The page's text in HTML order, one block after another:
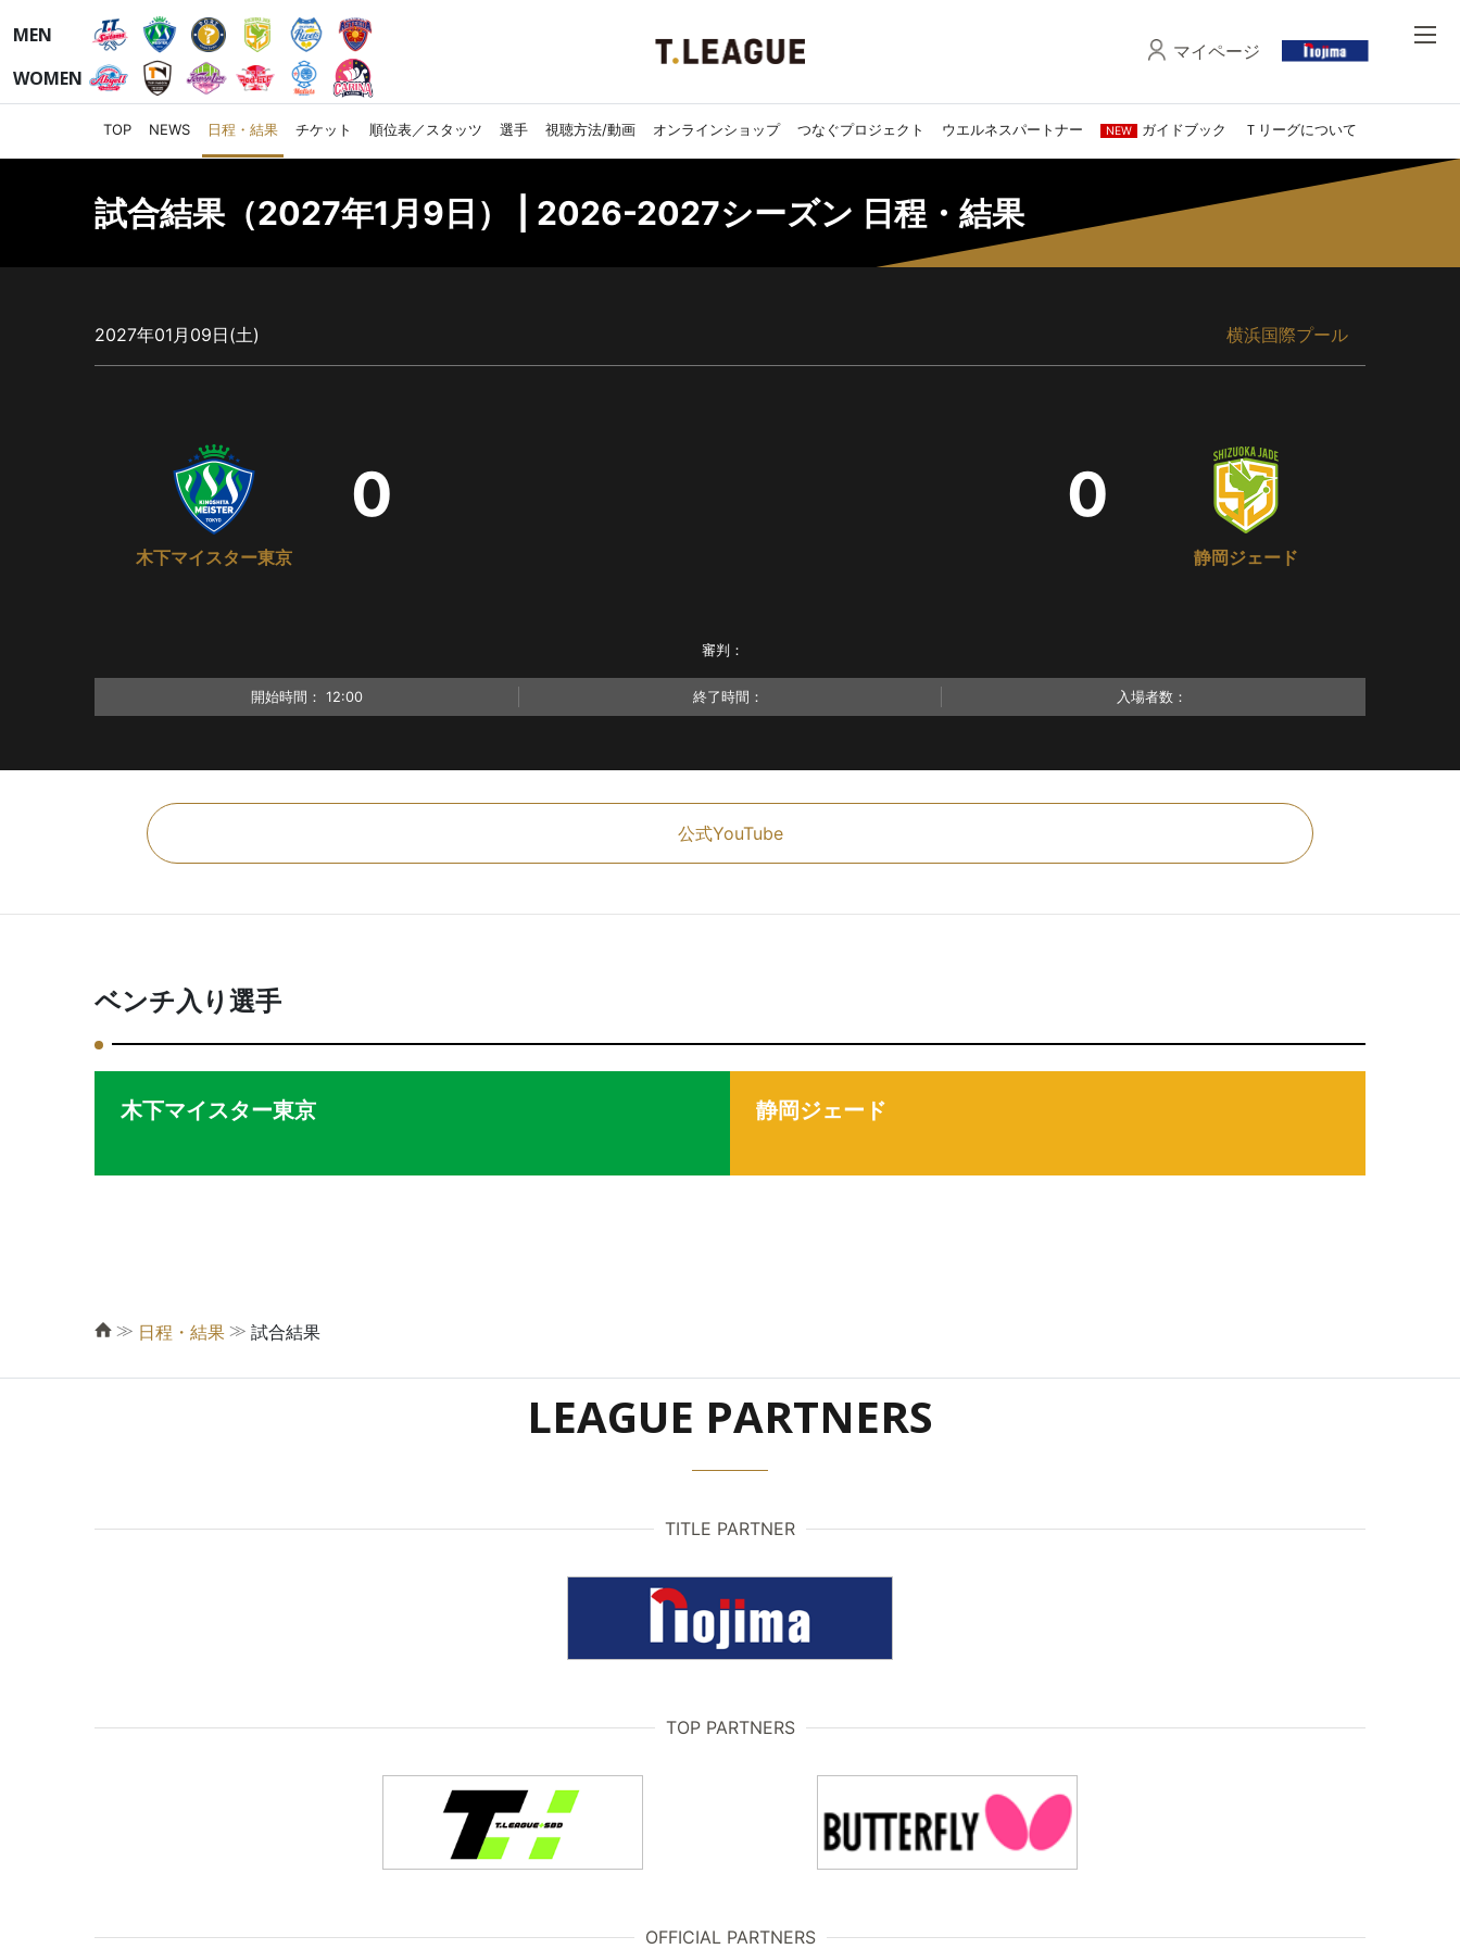
MEN
WOMEN
マイページ
TOP NEWS 日程・結果 チケット 順位表／スタッツ 選手 視聴方法/動画 オンラインショップ つなぐプロジェクト ウエルネスパートナー NEW ガイドブック Ｔリーグについて
試合結果（2027年1月9日） | 2026-2027シーズン 日程・結果
2027年01月09日(土) 横浜国際プール
木下マイスター東京
0
静岡ジェード
0
審判：
開始時間： 12:00 終了時間： 入場者数：
公式YouTube
ベンチ入り選手
木下マイスター東京 静岡ジェード
≫ 日程・結果 ≫ 試合結果
LEAGUE PARTNERS
TITLE PARTNER
TOP PARTNERS
OFFICIAL PARTNERS